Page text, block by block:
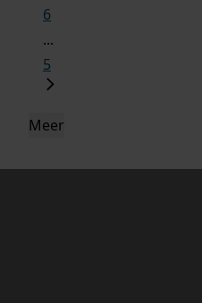
6
...
5
Meer